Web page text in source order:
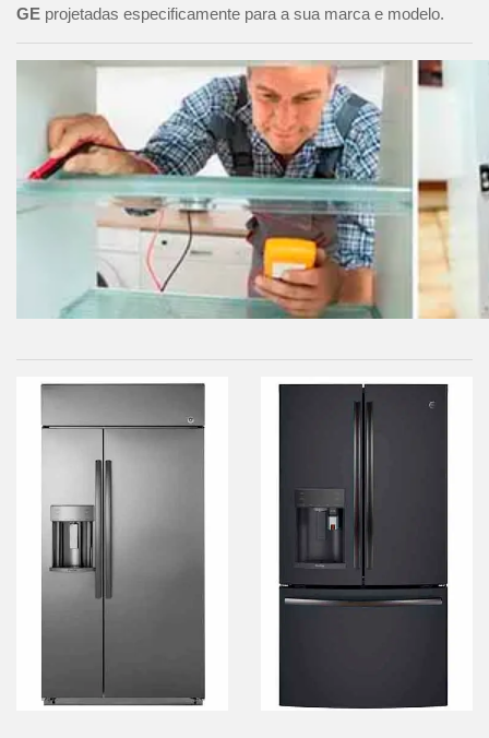
GE projetadas especificamente para a sua marca e modelo.